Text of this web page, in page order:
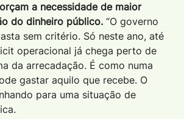
a necessidade de maior
do dinheiro público. “O governo
sem critério. Só neste ano, até
operacional já chega perto de
da arrecadação. É como numa
gastar aquilo que recebe. O
para uma situação de